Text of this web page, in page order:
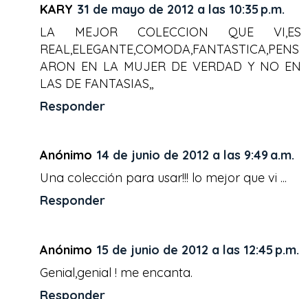
KARY 31 de mayo de 2012 a las 10:35 p.m.
LA MEJOR COLECCION QUE VI,ES
REAL,ELEGANTE,COMODA,FANTASTICA,PENS
ARON EN LA MUJER DE VERDAD Y NO EN
LAS DE FANTASIAS,,
Responder
Anónimo 14 de junio de 2012 a las 9:49 a.m.
Una colección para usar!!! lo mejor que vi ...
Responder
Anónimo 15 de junio de 2012 a las 12:45 p.m.
Genial,genial ! me encanta.
Responder